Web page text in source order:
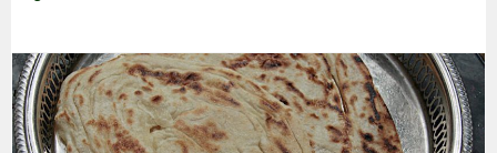
Fladenbrot
aus
Azerbeidjan